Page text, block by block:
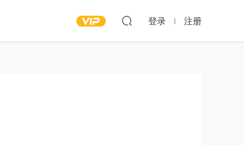
登录 注册